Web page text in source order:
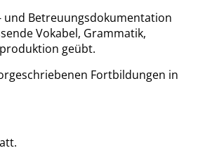
und Betreuungsdokumentation
Vokabel, Grammatik,
geübt.
Fortbildungen in